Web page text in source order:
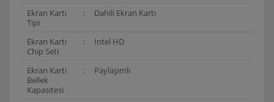
Ekran Kartı
Tipi
: Dahili Ekran Kartı
Ekran Kartı
Chip Seti
: Intel HD
Ekran Kartı
Bellek
Kapasitesi
: Paylaşımlı